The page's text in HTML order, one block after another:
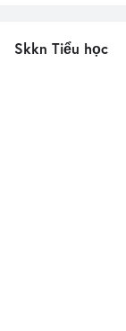
Skkn Tiểu học